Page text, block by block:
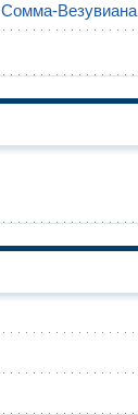
Сомма-Везувиана